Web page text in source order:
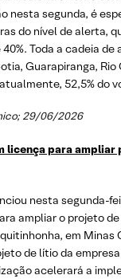
nesta segunda, é
do nível de alerta,
Toda a cadeia
Guarapiranga, Rio
52,5% do
; 29/06/2026
licença para ampliar
nesta segunda-
ampliar o projeto
em Minas
de lítio da
acelerará a